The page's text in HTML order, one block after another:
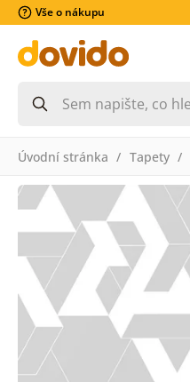
Vše o nákupu
Úvodní stránka Tapety